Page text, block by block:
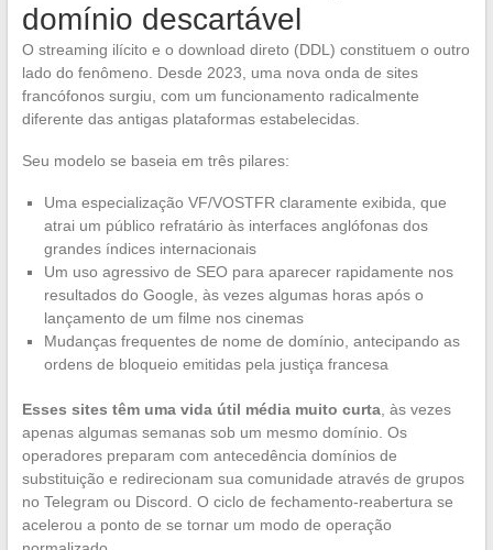
domínio descartável
O streaming ilícito e o download direto (DDL) constituem o outro
lado do fenômeno. Desde 2023, uma nova onda de sites
francófonos surgiu, com um funcionamento radicalmente
diferente das antigas plataformas estabelecidas.
Seu modelo se baseia em três pilares:
Uma especialização VF/VOSTFR claramente exibida, que
atrai um público refratário às interfaces anglófonas dos
grandes índices internacionais
Um uso agressivo de SEO para aparecer rapidamente nos
resultados do Google, às vezes algumas horas após o
lançamento de um filme nos cinemas
Mudanças frequentes de nome de domínio, antecipando as
ordens de bloqueio emitidas pela justiça francesa
Esses sites têm uma vida útil média muito curta, às vezes
apenas algumas semanas sob um mesmo domínio. Os
operadores preparam com antecedência domínios de
substituição e redirecionam sua comunidade através de grupos
no Telegram ou Discord. O ciclo de fechamento-reabertura se
acelerou a ponto de se tornar um modo de operação